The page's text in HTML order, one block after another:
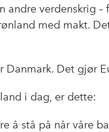
andre verdenskrig –
med makt.
Det gjør
i dag, er dette:
å stå på når våre